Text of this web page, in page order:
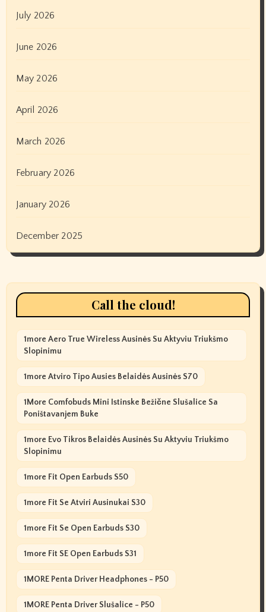
July 2026
June 2026
May 2026
April 2026
March 2026
February 2026
January 2026
December 2025
Call the cloud!
1more Aero True Wireless Ausinės Su Aktyviu Triukšmo
Slopinimu
1more Atviro Tipo Ausies Belaidės Ausinės S70
1More Comfobuds Mini Istinske Bežične Slušalice Sa
Poništavanjem Buke
1more Evo Tikros Belaidės Ausinės Su Aktyviu Triukšmo
Slopinimu
1more Fit Open Earbuds S50
1more Fit Se Atviri Ausinukai S30
1more Fit Se Open Earbuds S30
1more Fit SE Open Earbuds S31
1MORE Penta Driver Headphones - P50
1MORE Penta Driver Slušalice - P50